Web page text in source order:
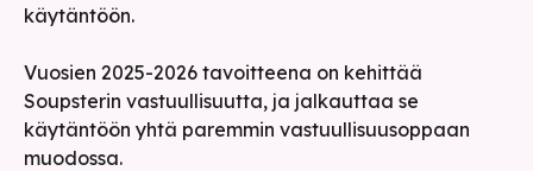
käytäntöön.
Vuosien 2025-2026 tavoitteena on kehittää
Soupsterin vastuullisuutta, ja jalkauttaa se
käytäntöön yhtä paremmin vastuullisuusoppaan
muodossa.